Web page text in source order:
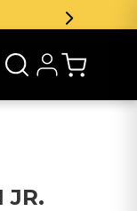
5% de
JR.